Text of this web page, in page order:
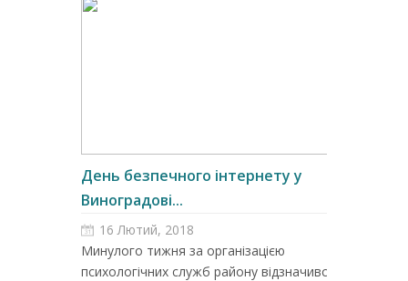
День безпечного інтернету у
Виноградові...
16 Лютий, 2018
Минулого тижня за організацією
психологічних служб району відзначився